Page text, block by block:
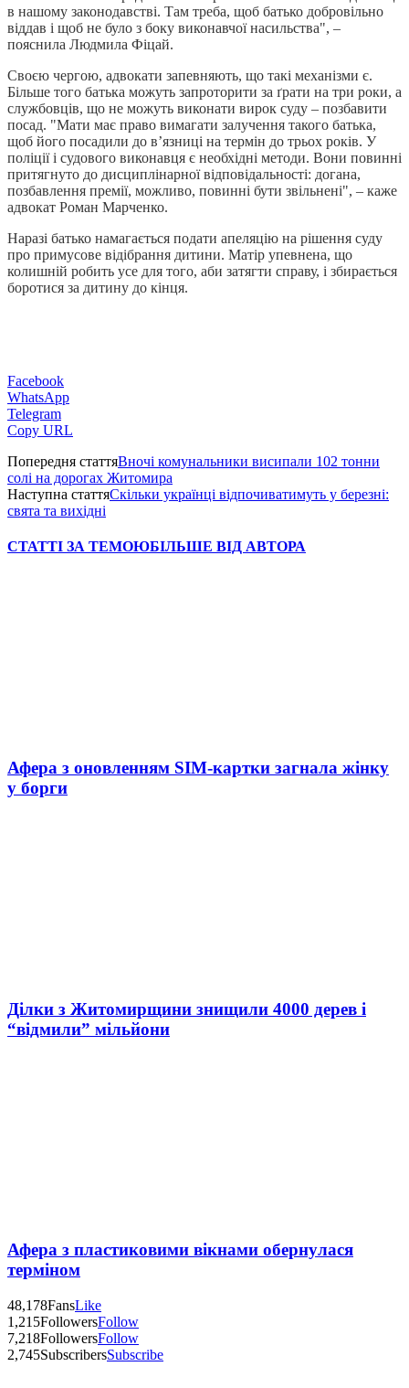
в нашому законодавстві. Там треба, щоб батько добровільно
віддав і щоб не було з боку виконавчої насильства", –
пояснила Людмила Фіцай.
Своєю чергою, адвокати запевняють, що такі механізми є.
Більше того батька можуть запроторити за ґрати на три роки, а
службовців, що не можуть виконати вирок суду – позбавити
посад. "Мати має право вимагати залучення такого батька,
щоб його посадили до в’язниці на термін до трьох років. У
поліції і судового виконавця є необхідні методи. Вони повинні
притягнуто до дисциплінарної відповідальності: догана,
позбавлення премії, можливо, повинні бути звільнені", – каже
адвокат Роман Марченко.
Наразі батько намагається подати апеляцію на рішення суду
про примусове відібрання дитини. Матір упевнена, що
колишній робить усе для того, аби затягти справу, і збирається
боротися за дитину до кінця.
Facebook
WhatsApp
Telegram
Copy URL
Попередня статтяВночі комунальники висипали 102 тонни
солі на дорогах Житомира
Наступна статтяСкільки українці відпочиватимуть у березні:
свята та вихідні
СТАТТІ ЗА ТЕМОЮБІЛЬШЕ ВІД АВТОРА
Афера з оновленням SIM-картки загнала жінку
у борги
Ділки з Житомирщини знищили 4000 дерев і
“відмили” мільйони
Афера з пластиковими вікнами обернулася
терміном
48,178FansLike
1,215FollowersFollow
7,218FollowersFollow
2,745SubscribersSubscribe